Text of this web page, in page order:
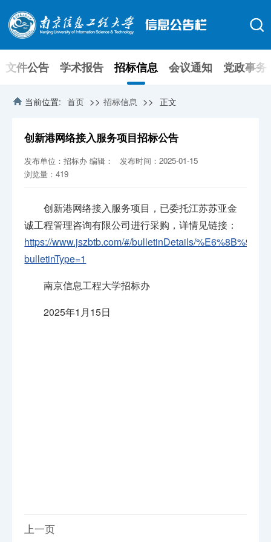
文件公告 学术报告 招标信息 会议通知 党政事务
当前位置: 首页 >> 招标信息 >> 正文
创新港网络接入服务项目招标公告
发布单位：招标办 编辑：
发布时间：2025-01-15
浏览量：419
创新港网络接入服务项目，已委托江苏苏亚金
诚工程管理咨询有限公司进行采购，详情见链接：
https://www.jszbtb.com/#/bulletinDetails/
bulletinType=1
南京信息工程大学招标办
2025年1月15日
上一页